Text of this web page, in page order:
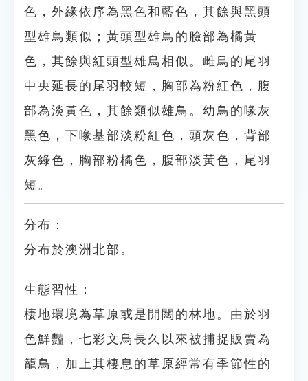
色，外緣依序為黑色和藍色，其餘與黑頭
型雄鳥類似；黃頭型雄鳥的臉部為橘黃
色，其餘與紅頭型雄鳥相似。雌鳥的尾羽
中央延長的尾羽較短，胸部為粉紅色，腹
部為淡黃色，其餘類似雄鳥。幼鳥的喙灰
黑色，下喙基部淡粉紅色，頭灰色，背部
灰綠色，胸部粉橘色，腹部淡黃色，尾羽
短。
分布：
分布於澳洲北部。
生態習性：
棲地環境為草原或是開闊的林地。由於羽
色鮮豔，七彩文鳥長久以來被捕捉販賣為
籠鳥，加上其棲息的草原經常有季節性的